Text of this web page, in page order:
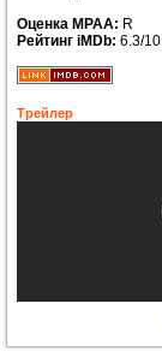
Оценка MPAA: R
Рейтинг iMDb: 6.3/
Трейлер